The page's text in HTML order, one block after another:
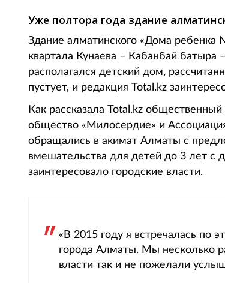
Уже полтора года здание
Здание алматинского «Дома ребенка
квартала Кунаева – Кабанбай батыра
располагался детский дом,
пустует, и редакция Total.kz
Как рассказала Total.kz общественный
общество «Милосердие» и
обращались в акимат Алматы с
вмешательства для детей до 3 лет
заинтересовало городские власти.
«В 2015 году я встречалась по
города Алматы. Мы несколько
власти так и не пожелали